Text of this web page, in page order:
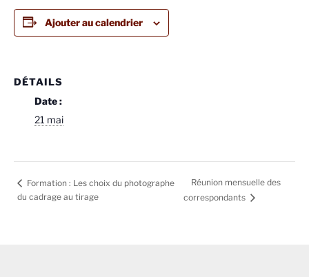
Ajouter au calendrier
DÉTAILS
Date :
21 mai
Formation : Les choix du photographe
du cadrage au tirage
Réunion mensuelle des
correspondants